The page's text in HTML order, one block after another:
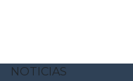
NOTICIAS